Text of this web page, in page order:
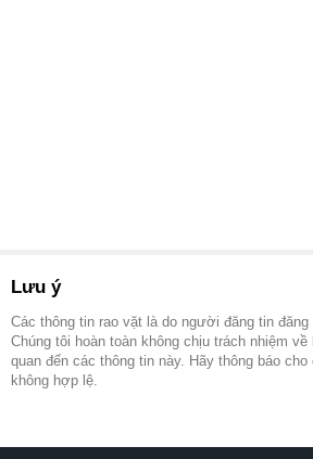
Lưu ý
Các thông tin rao vặt là do người đăng tin đăng
Chúng tôi hoàn toàn không chịu trách nhiệm
quan đến các thông tin này. Hãy thông báo
không hợp lệ.